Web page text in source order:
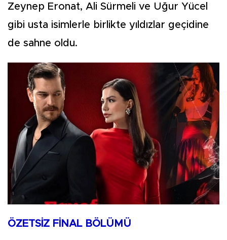
Zeynep Eronat, Ali Sürmeli ve Uğur Yücel
gibi usta isimlerle birlikte yıldızlar geçidine
de sahne oldu.
ÖZETSİZ FİNAL BÖLÜMÜ